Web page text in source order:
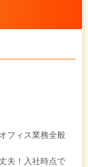
フィス業務全般
夫！入社時点で